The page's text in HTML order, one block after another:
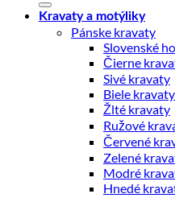
Kravaty a motýliky
Pánske kravaty
Slovenské
Čierne
Sivé kravaty
Biele kravaty
Žlté kravaty
Ružové
Červené
Zelené
Modré
Hnedé